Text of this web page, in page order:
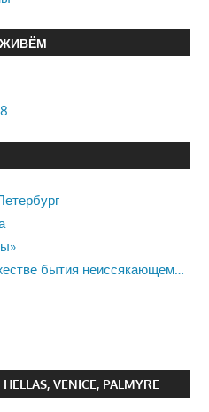
бытия неиссякающем…
VENICE, PALMYRE